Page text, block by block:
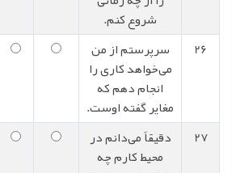
شروع کنم.
26
سرپرستم از من
می‌خواهد کاری را
انجام دهم که
مغایر گفته اوست.
27
دقیقاً می‌دانم در
محیط کارم چه